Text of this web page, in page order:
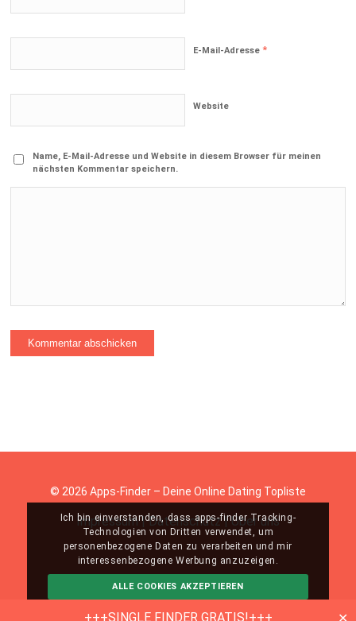
+++SINGLE FINDER GRATIS!+++ ✕
E-Mail-Adresse*
Website
Name, E-Mail-Adresse und Website in diesem Browser für meinen
nächsten Kommentar speichern.
© 2026 Apps-Finder – Deine Online Dating Topliste
Impressum|Datenschutz|Über uns
Ich bin einverstanden, dass apps-finder Tracking-
Technologien von Dritten verwendet, um
personenbezogene Daten zu verarbeiten und mir
interessenbezogene Werbung anzuzeigen.
ALLE COOKIES AKZEPTIEREN
ABLEHNEN MEHR INFO